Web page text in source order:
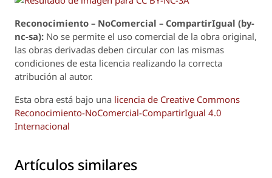
Reconocimiento – NoComercial – CompartirIgual (by-
nc-sa): No se permite el uso comercial de la obra original,
las obras derivadas deben circular con las mismas
condiciones de esta licencia realizando la correcta
atribución al autor.
Esta obra está bajo una licencia de Creative Commons
Reconocimiento-NoComercial-CompartirIgual 4.0
Internacional
Artículos similares